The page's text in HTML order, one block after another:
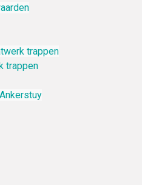
trappen
trappen